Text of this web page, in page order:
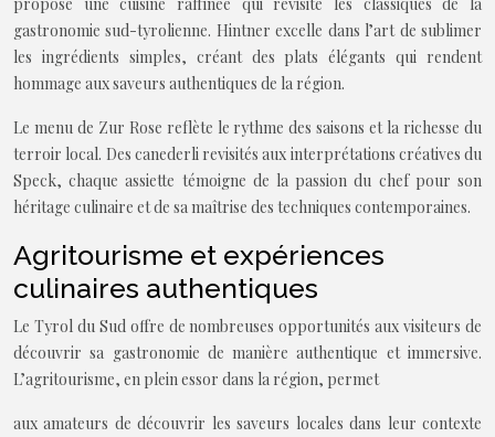
gastronomie sud-tyrolienne. Hintner excelle dans l’art de sublimer
les ingrédients simples, créant des plats élégants qui rendent
hommage aux saveurs authentiques de la région.
Le menu de Zur Rose reflète le rythme des saisons et la richesse du
terroir local. Des canederli revisités aux interprétations créatives du
Speck, chaque assiette témoigne de la passion du chef pour son
héritage culinaire et de sa maîtrise des techniques contemporaines.
Agritourisme et expériences
culinaires authentiques
Le Tyrol du Sud offre de nombreuses opportunités aux visiteurs de
découvrir sa gastronomie de manière authentique et immersive.
L’agritourisme, en plein essor dans la région, permet
aux amateurs de découvrir les saveurs locales dans leur contexte